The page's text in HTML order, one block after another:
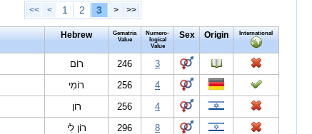
<< < 1 2 3 > >>
Hebrew
Gematria
Value
Numero-
logical
Value
Sex Origin International
רוֹם 246
3
רוֹמִי 256
4
רוֹן 256
4
רוֹן לִי 296
8